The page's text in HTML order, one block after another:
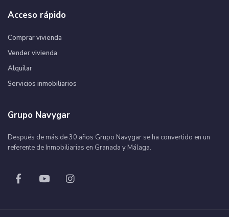
Acceso rápido
Comprar vivienda
Vender vivienda
Alquilar
Servicios inmobiliarios
Grupo Navygar
Después de más de 30 años Grupo Navygar se ha convertido en un
referente de Inmobiliarias en Granada y Málaga.